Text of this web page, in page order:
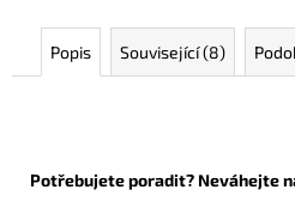
Popis Související (8)
Potřebujete poradit? Neváhejte